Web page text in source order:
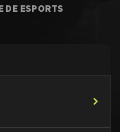
DE ESPORTS